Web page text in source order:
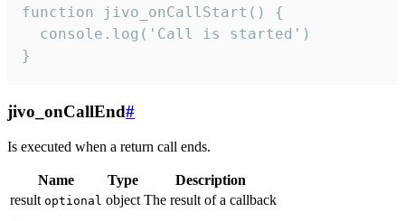
function jivo_onCallStart() {
  console.log('Call is started')
}
jivo_onCallEnd#
Is executed when a return call ends.
Name Type
Description
result optional object The result of a callback